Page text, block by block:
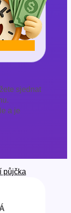
sjednat
a je
půjčka